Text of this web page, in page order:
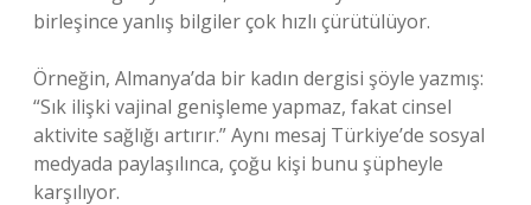
birleşince yanlış bilgiler çok hızlı çürütülüyor.
Örneğin, Almanya’da bir kadın dergisi şöyle yazmış:
“Sık ilişki vajinal genişleme yapmaz, fakat cinsel
aktivite sağlığı artırır.” Aynı mesaj Türkiye’de sosyal
medyada paylaşılınca, çoğu kişi bunu şüpheyle
karşılıyor.